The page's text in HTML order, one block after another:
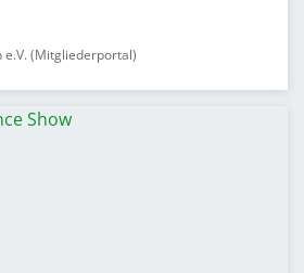
e.V. (Mitgliederportal)